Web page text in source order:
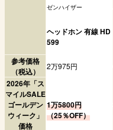
ゼンハイザー
ヘッドホン 有線 HD
599
参考価格
（税込）
2万975円
2026年「ス
マイルSALE
ゴールデン
ウィーク」
価格
1万5800円
（25％OFF）